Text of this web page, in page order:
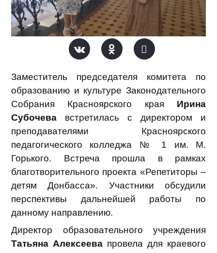
Заместитель председателя комитета по
образованию и культуре Законодательного
Собрания Красноярского края Ирина
Субочева встретилась с директором и
преподавателями Красноярского
педагогического колледжа № 1 им. М.
Горького. Встреча прошла в рамках
благотворительного проекта «Репетиторы –
детям Донбасса». Участники обсудили
перспективы дальнейшей работы по
данному направлению.
Директор образовательного учреждения
Татьяна Алексеева провела для краевого